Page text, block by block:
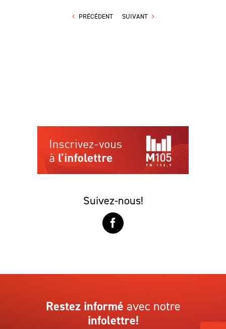
PRÉCÉDENT SUIVANT
Suivez-nous!
Restez informé avec notre
infolettre!